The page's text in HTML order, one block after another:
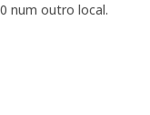
num outro local.